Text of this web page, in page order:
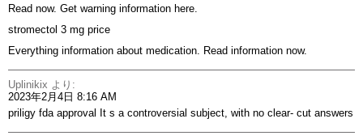
Read now. Get warning information here.
stromectol 3 mg price
Everything information about medication. Read information now.
Uplinikix より:
2023年2月4日 8:16 AM
priligy fda approval
It s a controversial subject, with no clear- cut answers